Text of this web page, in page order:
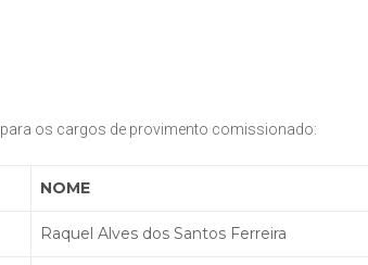
para os cargos de provimento comissionado:
NOME
Raquel Alves dos Santos Ferreira